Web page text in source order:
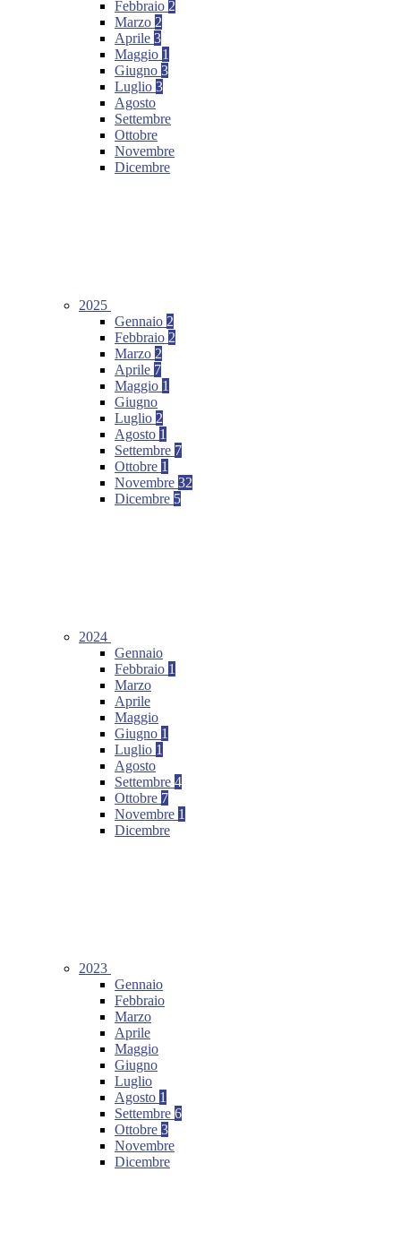
Febbraio 2
Marzo 2
Aprile 3
Maggio 1
Giugno 3
Luglio 3
Agosto
Settembre
Ottobre
Novembre
Dicembre
2025
Gennaio 2
Febbraio 2
Marzo 2
Aprile 7
Maggio 1
Giugno
Luglio 2
Agosto 1
Settembre 7
Ottobre 1
Novembre 32
Dicembre 5
2024
Gennaio
Febbraio 1
Marzo
Aprile
Maggio
Giugno 1
Luglio 1
Agosto
Settembre 4
Ottobre 7
Novembre 1
Dicembre
2023
Gennaio
Febbraio
Marzo
Aprile
Maggio
Giugno
Luglio
Agosto 1
Settembre 6
Ottobre 3
Novembre
Dicembre